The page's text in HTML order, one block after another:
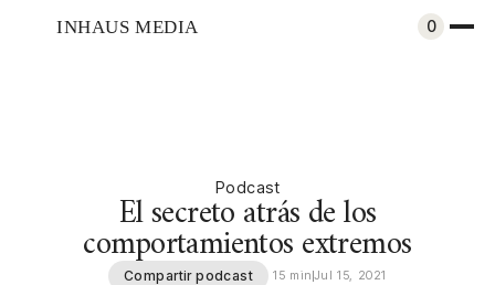
INHAUS MEDIA 0
Podcast
El secreto atrás de los
comportamientos extremos
Compartir podcast 15 min Jul 15, 2021